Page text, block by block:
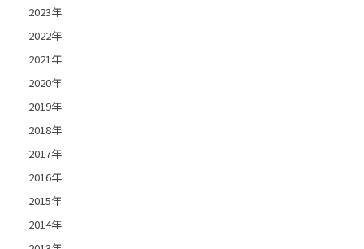
2023年
2022年
2021年
2020年
2019年
2018年
2017年
2016年
2015年
2014年